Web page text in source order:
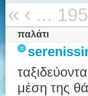
« ‹ ...
παλάτι
μέση της